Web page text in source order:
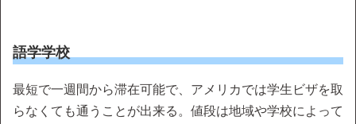
語学学校
最短で一週間から滞在可能で、アメリカでは学生ビザを取
らなくても通うことが出来る。値段は地域や学校によって